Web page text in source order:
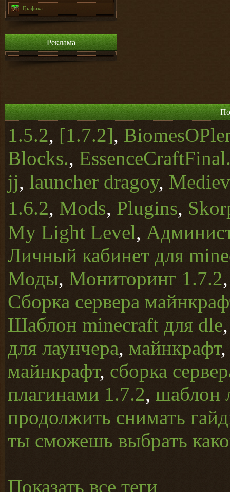
Графика
Реклама
1.5.2, [1.7.2],
Blocks.,
jj, launcher dragoy,
1.6.2, Mods, Plugins,
My Light Level,
Личный кабинет для
Моды, Мониторинг 1.7.2
Сборка сервера
Шаблон minecraft для dle
для лаунчера, майнкрафт
майнкрафт, сборка
плагинами 1.7.2, шаблон
продолжить снимать
ты сможешь выбрать
Показать все теги